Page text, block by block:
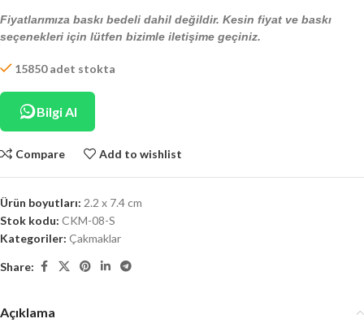
Fiyatlarımıza baskı bedeli dahil değildir. Kesin fiyat ve baskı
seçenekleri için lütfen bizimle iletişime geçiniz.
15850 adet stokta
Bilgi Al
Compare Add to wishlist
Ürün boyutları: 2.2 x 7.4 cm
Stok kodu: CKM-08-S
Kategoriler: Çakmaklar
Share:
Açıklama